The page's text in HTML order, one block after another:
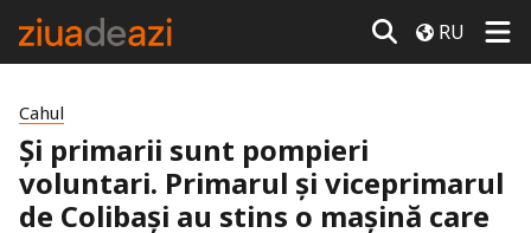
RU
Cahul
Și primarii sunt pompieri
voluntari. Primarul și viceprimarul
de Colibași au stins o mașină care